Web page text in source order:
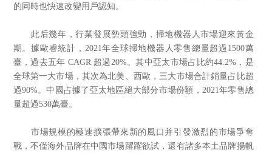
的同時也快速改變用戶認知。
此后幾年，行業發展勢頭強勁，掃地機器人市場迎來黃金
期。據歐睿統計，2021年全球掃地機器人零售總量超過1500萬
臺，過去五年 CAGR 超過20%。其中亞太市場占比約44.2%，是
全球第一大市場，其次為北美、西歐，三大市場合計銷量占比超
過90%。中國占據了亞太地區絕大部分市場份額，2021年零售總
量超過530萬臺。
市場規模的極速擴張帶來新的風口并引發激烈的市場爭奪
戰，不僅海外品牌在中國市場躍躍欲試，還有諸多本土品牌揚帆